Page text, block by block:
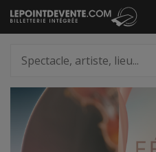
Passer
au
artiste,
lieu...